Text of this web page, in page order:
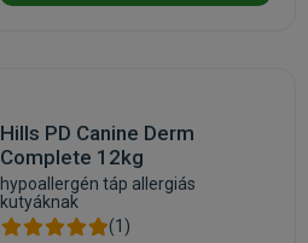
Hills PD Canine Derm
Complete 12kg
hypoallergén táp allergiás
kutyáknak
(1)